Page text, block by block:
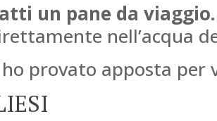
un pane da viaggio.
nell’acqua
provato apposta per